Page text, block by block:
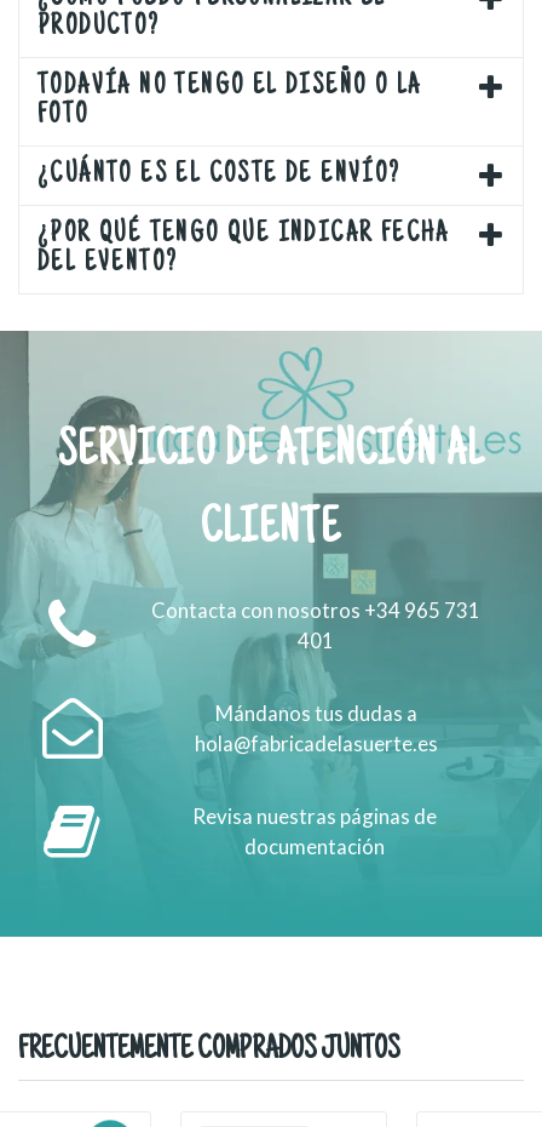
PRODUCTO?
TODAVÍA NO TENGO EL DISEÑO O LA
FOTO
¿CUÁNTO ES EL COSTE DE ENVÍO?
¿POR QUÉ TENGO QUE INDICAR FECHA
DEL EVENTO?
SERVICIO DE ATENCIÓN AL
CLIENTE
Contacta con nosotros +34 965 731
401
Mándanos tus dudas a
hola@fabricadelasuerte.es
Revisa nuestras páginas de
documentación
FRECUENTEMENTE COMPRADOS JUNTOS